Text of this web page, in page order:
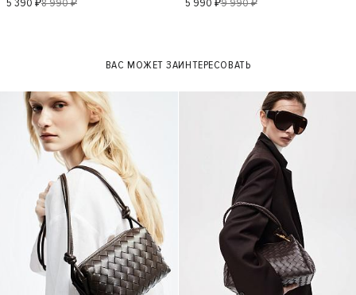
5 390 ₽8 990 ₽
5 990 ₽9 990 ₽
ВАС МОЖЕТ ЗАИНТЕРЕСОВАТЬ